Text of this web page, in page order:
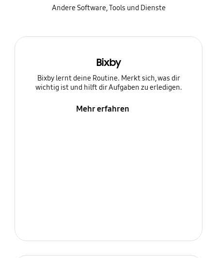
Andere Software, Tools und Dienste
Bixby
Bixby lernt deine Routine. Merkt sich, was dir
wichtig ist und hilft dir Aufgaben zu erledigen.
Mehr erfahren